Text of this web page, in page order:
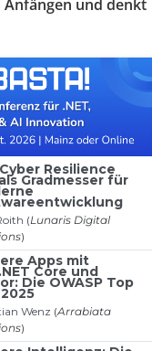
Anfängen und denkt